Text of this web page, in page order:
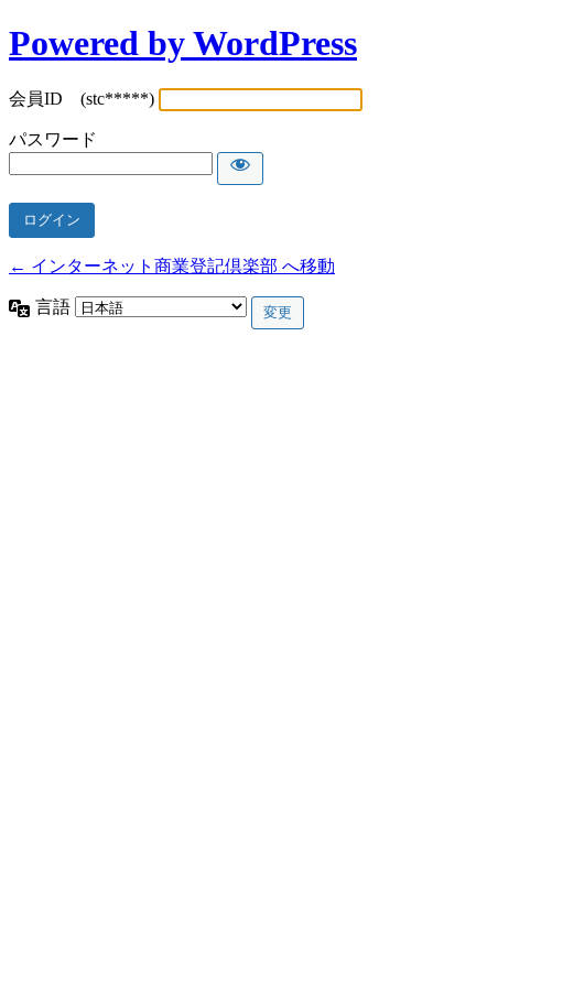
Powered by WordPress
会員ID (stc*****)
パスワード
← インターネット商業登記倶楽部 へ移動
言語